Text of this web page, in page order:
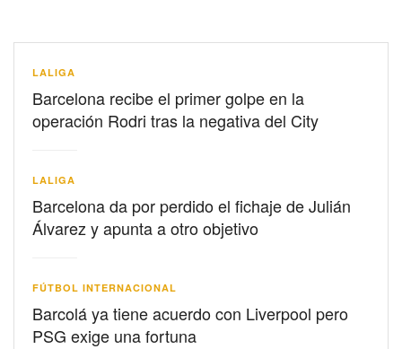
LALIGA
Barcelona recibe el primer golpe en la
operación Rodri tras la negativa del City
LALIGA
Barcelona da por perdido el fichaje de Julián
Álvarez y apunta a otro objetivo
FÚTBOL INTERNACIONAL
Barcolá ya tiene acuerdo con Liverpool pero
PSG exige una fortuna